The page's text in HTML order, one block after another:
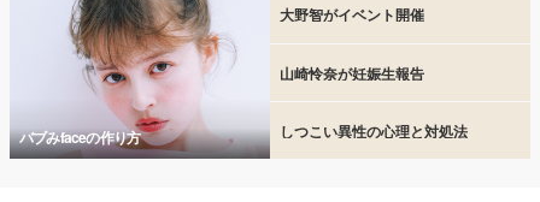
バブみfaceの作り方
大野智がイベント開催
山崎怜奈が妊娠生報告
しつこい異性の心理と対処法